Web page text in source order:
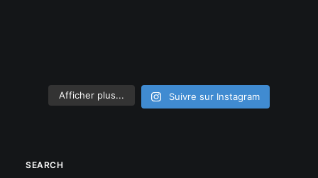
Afficher plus... Suivre sur Instagram
SEARCH